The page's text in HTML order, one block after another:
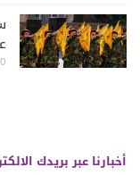
05
أخبارنا عبر بريدك